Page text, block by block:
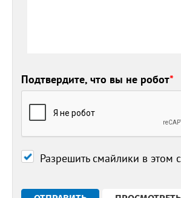
Подтвердите, что вы не робот*
Разрешить смайлики в этом